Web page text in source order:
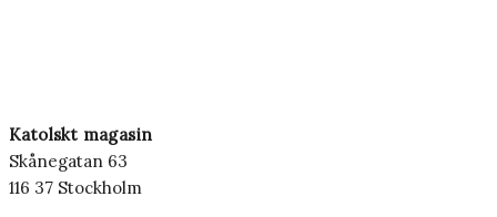
Katolskt magasin
Skånegatan 63
116 37 Stockholm